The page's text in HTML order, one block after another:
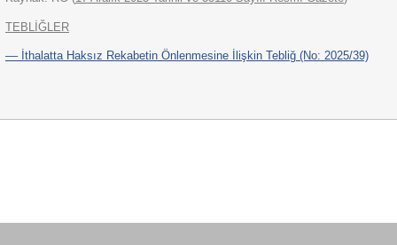
TEBLİĞLER
–– İthalatta Haksız Rekabetin Önlenmesine İlişkin Tebliğ (No: 2025/39)